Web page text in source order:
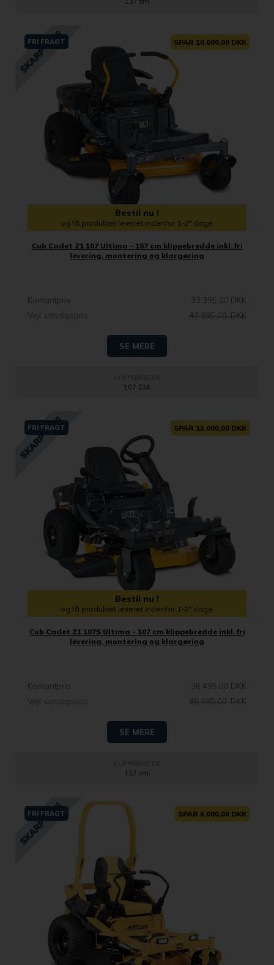
FRI FRAGT SPAR 10.600,00 DKK
Bestil nu !
og få produktet leveret indenfor 1-2* dage
Cub Cadet Z1 107 Ultima - 107 cm klippebredde inkl. fri
levering, montering og klargøring
Kontantpris
33.395,00 DKK
Vejl. udsalgspris
43.995,00 DKK
SE MERE
107 CM.
FRI FRAGT SPAR 12.000,00 DKK
Bestil nu !
og få produktet leveret indenfor 1-2* dage
Cub Cadet Z1 107S Ultima - 107 cm klippebredde inkl. fri
levering, montering og klargøring
Kontantpris
36.495,00 DKK
Vejl. udsalgspris
48.495,00 DKK
SE MERE
137 cm.
FRI FRAGT SPAR 6.000,00 DKK